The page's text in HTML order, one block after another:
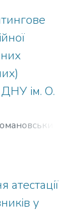
ім. О.
у